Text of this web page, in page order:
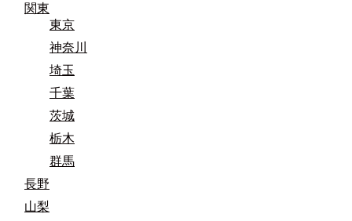
関東
東京
神奈川
埼玉
千葉
茨城
栃木
群馬
長野
山梨